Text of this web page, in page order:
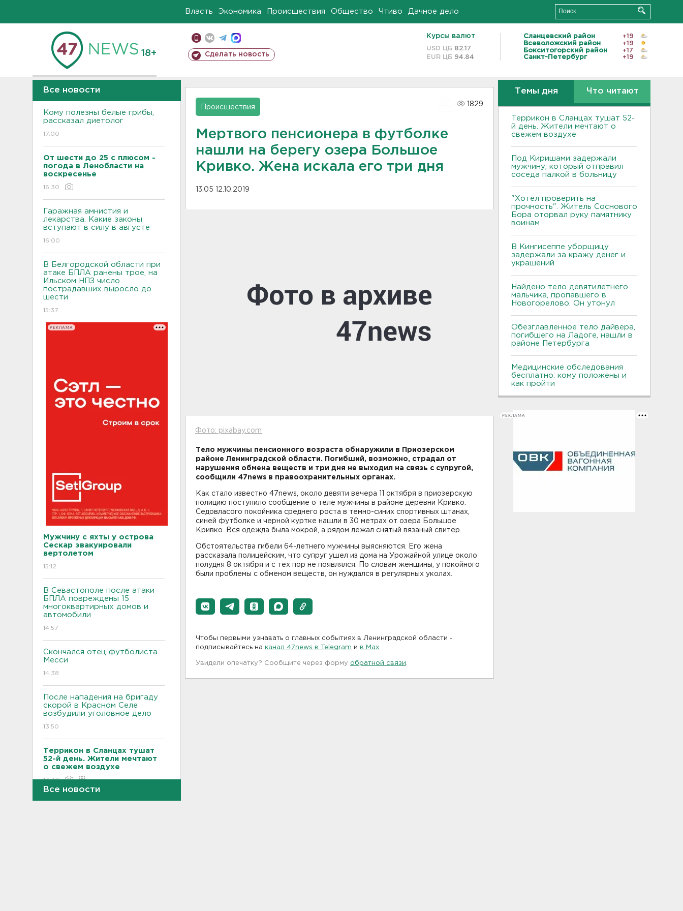
Власть Экономика Происшествия Общество Чтиво Дачное дело
18+ Сделать новость
Курсы валют
USD ЦБ 82.17
EUR ЦБ 94.84
Сланцевский район
+19
Всеволожский район
+19
Бокситогорский район
+17
Санкт-Петербург
+19
Все новости
Кому полезны белые грибы,
рассказал диетолог
17:00
От шести до 25 с плюсом -
погода в Ленобласти на
воскресенье
16:30
Гаражная амнистия и
лекарства. Какие законы
вступают в силу в августе
16:00
В Белгородской области при
атаке БПЛА ранены трое, на
Ильском НПЗ число
пострадавших выросло до
шести
15:37
РЕКЛАМА
Мужчину с яхты у острова
Сескар эвакуировали
вертолетом
15:12
В Севастополе после атаки
БПЛА повреждены 15
многоквартирных домов и
автомобили
14:57
Скончался отец футболиста
Месси
14:38
После нападения на бригаду
скорой в Красном Селе
возбудили уголовное дело
13:50
Террикон в Сланцах тушат
52-й день. Жители мечтают
о свежем воздухе
13:30
Все новости
Происшествия
1829
Мертвого пенсионера в футболке
нашли на берегу озера Большое
Кривко. Жена искала его три дня
13:05 12.10.2019
Фото: pixabay.com
Тело мужчины пенсионного возраста обнаружили в Приозерском
районе Ленинградской области. Погибший, возможно, страдал от
нарушения обмена веществ и три дня не выходил на связь с супругой,
сообщили 47news в правоохранительных органах.
Как стало известно 47news, около девяти вечера 11 октября в приозерскую
полицию поступило сообщение о теле мужчины в районе деревни Кривко.
Седовласого покойника среднего роста в темно-синих спортивных штанах,
синей футболке и черной куртке нашли в 30 метрах от озера Большое
Кривко. Вся одежда была мокрой, а рядом лежал снятый вязаный свитер.
Обстоятельства гибели 64-летнего мужчины выясняются. Его жена
рассказала полицейским, что супруг ушел из дома на Урожайной улице около
полудня 8 октября и с тех пор не появлялся. По словам женщины, у покойного
были проблемы с обменом веществ, он нуждался в регулярных уколах.
Чтобы первыми узнавать о главных событиях в Ленинградской области -
подписывайтесь на канал 47news в Telegram и в Maх
Увидели опечатку? Сообщите через форму обратной связи
Темы дня Что читают
Террикон в Сланцах тушат 52-
й день. Жители мечтают о
свежем воздухе
Под Киришами задержали
мужчину, который отправил
соседа палкой в больницу
"Хотел проверить на
прочность". Житель Соснового
Бора оторвал руку памятнику
воинам
В Кингисеппе уборщицу
задержали за кражу денег и
украшений
Найдено тело девятилетнего
мальчика, пропавшего в
Новогорелово. Он утонул
Обезглавленное тело дайвера,
погибшего на Ладоге, нашли в
районе Петербурга
Медицинские обследования
бесплатно: кому положены и
как пройти
РЕКЛАМА